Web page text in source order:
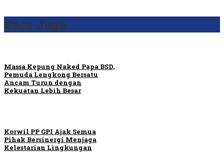
Baca Juga
Massa Kepung Naked Papa BSD,
Pemuda Lengkong Bersatu
Ancam Turun dengan
Kekuatan Lebih Besar
Korwil PP GPI Ajak Semua
Pihak Bersinergi Menjaga
Kelestarian Lingkungan